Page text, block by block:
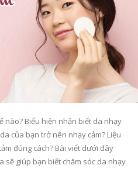
nào? Biểu hiện nhận biết da nhạy
của bạn trở nên nhạy cảm? Liệu
đúng cách? Bài viết dưới đây
sẽ giúp bạn biết chăm sóc da nhạy